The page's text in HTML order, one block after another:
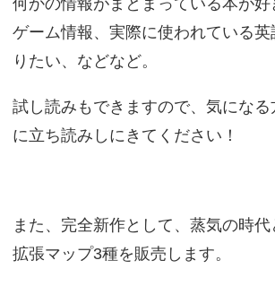
何かの情報がまとまっている本が
ゲーム情報、実際に使われている
りたい、などなど。
試し読みもできますので、気になる
に立ち読みしにきてください！
また、完全新作として、蒸気の時
拡張マップ3種を販売します。